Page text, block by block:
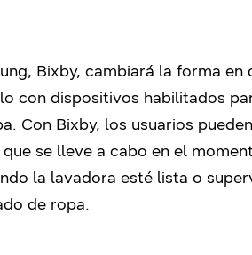
Bixby, cambiará la forma en
con dispositivos habilitados
Con Bixby, los usuarios
se lleve a cabo en el
la lavadora esté lista o
de ropa.